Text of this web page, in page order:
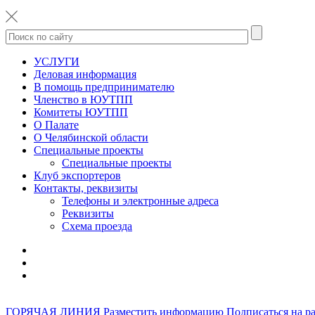
УСЛУГИ
Деловая информация
В помощь предпринимателю
Членство в ЮУТПП
Комитеты ЮУТПП
О Палате
О Челябинской области
Специальные проекты
Специальные проекты
Клуб экспортеров
Контакты, реквизиты
Телефоны и электронные адреса
Реквизиты
Схема проезда
ГОРЯЧАЯ ЛИНИЯ Разместить информацию Подписаться на